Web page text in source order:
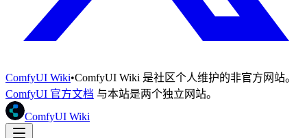
ComfyUI Wiki•ComfyUI Wiki 是社区个人维护的非官方网站。
ComfyUI 官方文档 与本站是两个独立网站。
ComfyUI Wiki